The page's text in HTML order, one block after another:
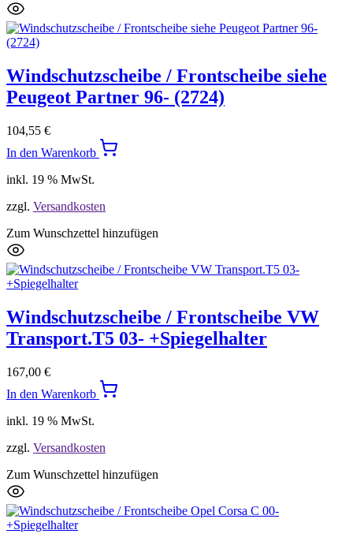
Windschutzscheibe / Frontscheibe siehe
Peugeot Partner 96- (2724)
104,55 €
In den Warenkorb
inkl. 19 % MwSt.
zzgl. Versandkosten
Zum Wunschzettel hinzufügen
Windschutzscheibe / Frontscheibe VW
Transport.T5 03- +Spiegelhalter
167,00 €
In den Warenkorb
inkl. 19 % MwSt.
zzgl. Versandkosten
Zum Wunschzettel hinzufügen